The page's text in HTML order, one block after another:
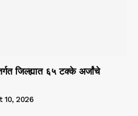
जिल्ह्यात ६५ टक्के अर्जांचे
10, 2026